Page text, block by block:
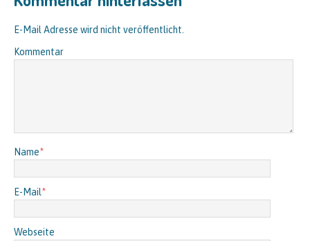
E-Mail Adresse wird nicht veröffentlicht.
Kommentar
Name*
E-Mail*
Webseite